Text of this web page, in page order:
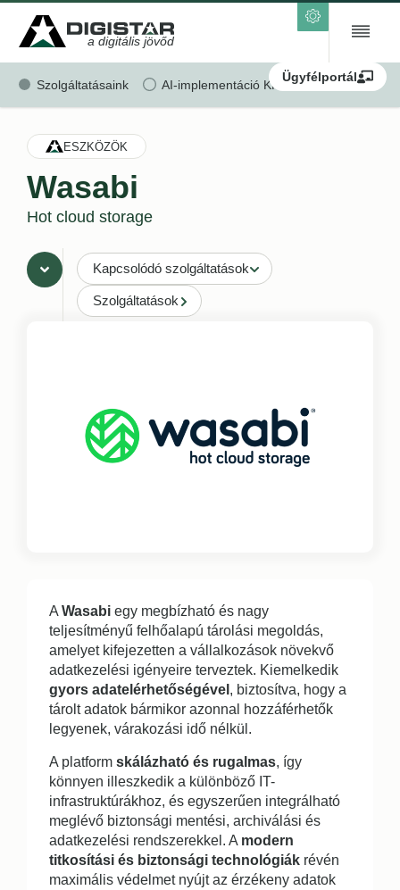
a digitális jövőd
Szolgáltatásaink AI-implementáció KKV-k részére
Ügyfélportál
ESZKÖZÖK
Wasabi
Hot cloud storage
Kapcsolódó szolgáltatások
Szolgáltatások
A Wasabi egy megbízható és nagy
teljesítményű felhőalapú tárolási megoldás,
amelyet kifejezetten a vállalkozások növekvő
adatkezelési igényeire terveztek. Kiemelkedik
gyors adatelérhetőségével , biztosítva, hogy a
tárolt adatok bármikor azonnal hozzáférhetők
legyenek, várakozási idő nélkül.
A platform skálázható és rugalmas, így
könnyen illeszkedik a különböző IT-
infrastruktúrákhoz, és egyszerűen integrálható
meglévő biztonsági mentési, archiválási és
adatkezelési rendszerekkel. A modern
titkosítási és biztonsági technológiák révén
maximális védelmet nyújt az érzékeny adatok